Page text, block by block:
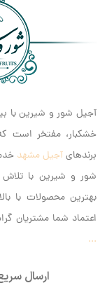
خشکبار، مفتخر است
برندهایآجیل مشهد
شور و شیرین با
بهترین محصولات با
اعتماد شما مشتریان
...
ارسال